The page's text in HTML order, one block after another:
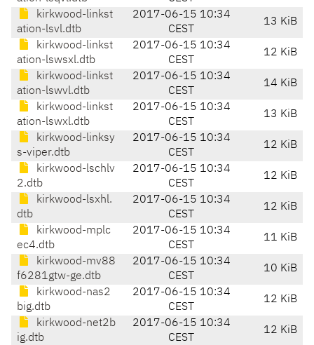
kirkwood-linkst
ation-lsvl.dtb
2017-06-15 10:34
CEST
13 KiB
kirkwood-linkst
ation-lswsxl.dtb
2017-06-15 10:34
CEST
12 KiB
kirkwood-linkst
ation-lswvl.dtb
2017-06-15 10:34
CEST
14 KiB
kirkwood-linkst
ation-lswxl.dtb
2017-06-15 10:34
CEST
13 KiB
kirkwood-linksy
s-viper.dtb
2017-06-15 10:34
CEST
12 KiB
kirkwood-lschlv
2.dtb
2017-06-15 10:34
CEST
12 KiB
kirkwood-lsxhl.
dtb
2017-06-15 10:34
CEST
12 KiB
kirkwood-mplc
ec4.dtb
2017-06-15 10:34
CEST
11 KiB
kirkwood-mv88
f6281gtw-ge.dtb
2017-06-15 10:34
CEST
10 KiB
kirkwood-nas2
big.dtb
2017-06-15 10:34
CEST
12 KiB
kirkwood-net2b
ig.dtb
2017-06-15 10:34
CEST
12 KiB